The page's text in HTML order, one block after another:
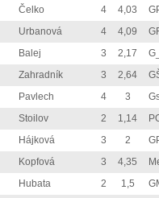
Čelko 4 4,03
Urbanová 4 4,09
Balej 3 2,17
Zahradník 3 2,64
Pavlech 4 3
Stoilov 2 1,14
Hájková 3 2
Kopfová 3 4,35
Hubata 2 1,5